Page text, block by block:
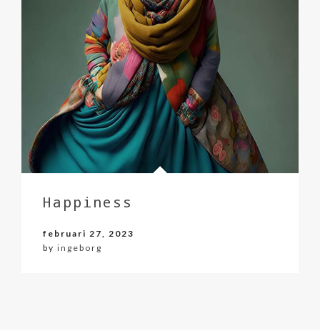
Happiness
februari 27, 2023
by ingeborg